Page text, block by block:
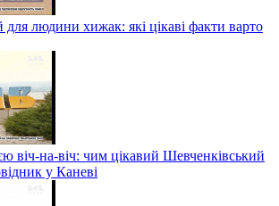
людини хижак: які цікаві факти варто
віч-на-віч: чим цікавий Шевченківський
у Каневі